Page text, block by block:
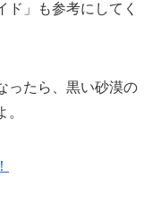
ド」も参考にしてく
ったら、黒い砂漠の